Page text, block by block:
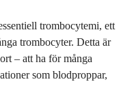
trombocytemi, ett
trombocyter. Detta är
– att ha för många
som blodproppar,